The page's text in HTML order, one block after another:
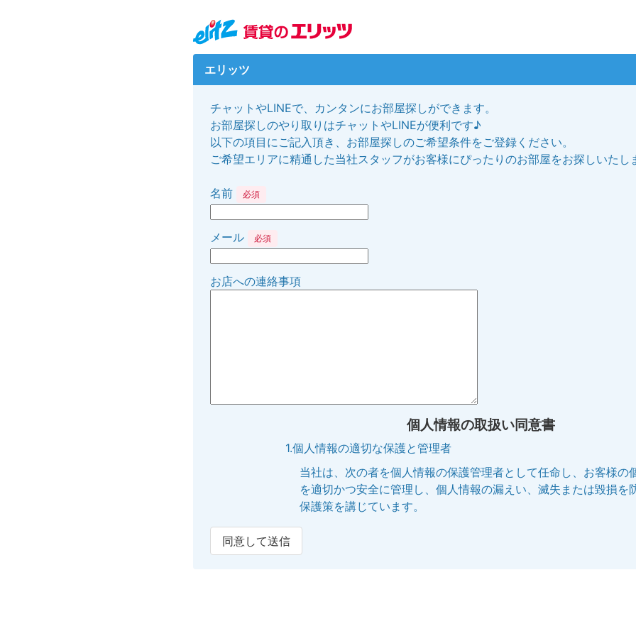
エリッツ
チャットやLINEで、カンタンにお部屋探しができます。
お部屋探しのやり取りはチャットやLINEが便利です♪
以下の項目にご記入頂き、お部屋探しのご希望条件をご登録ください。
ご希望エリアに精通した当社スタッフがお客様にぴったりのお部屋をお探しいたし
名前 必須
メール 必須
お店への連絡事項
個人情報の取扱い同意書
1.個人情報の適切な保護と管理者
当社は、次の者を個人情報の保護管理者として任命し、お客様の
を適切かつ安全に管理し、個人情報の漏えい、滅失または毀損を
保護策を講じています。
同意して送信